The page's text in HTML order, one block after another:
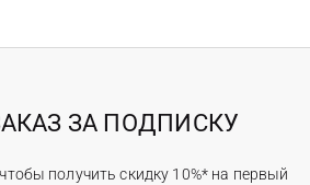
ЗА ПОДПИСКУ
получить скидку 10%* на первый